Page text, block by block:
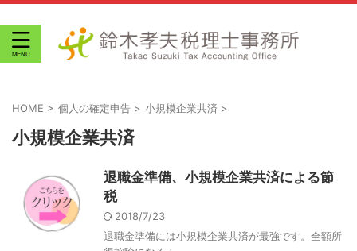
HOME > 個人の確定申告 > 小規模企業共済 >
小規模企業共済
退職金準備、小規模企業共済による節
税
2018/7/23
退職金準備には小規模企業共済が最強です。全額所